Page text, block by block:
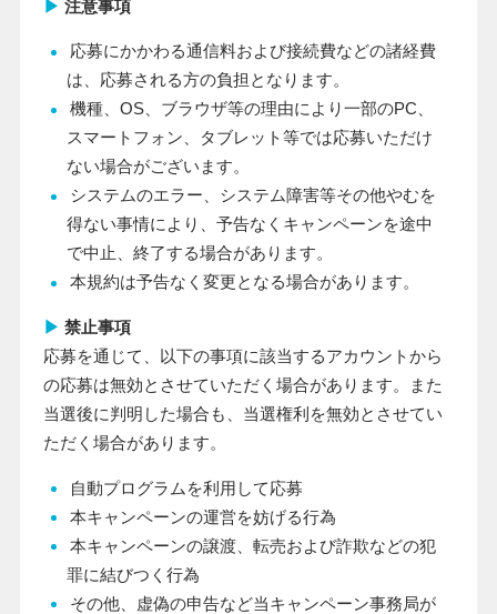
▶ 注意事項
応募にかかわる通信料および接続費などの諸経費
は、応募される方の負担となります。
機種、OS、ブラウザ等の理由により一部のPC、
スマートフォン、タブレット等では応募いただけ
ない場合がございます。
システムのエラー、システム障害等その他やむを
得ない事情により、予告なくキャンペーンを途中
で中止、終了する場合があります。
本規約は予告なく変更となる場合があります。
▶ 禁止事項
応募を通じて、以下の事項に該当するアカウントから
の応募は無効とさせていただく場合があります。また
当選後に判明した場合も、当選権利を無効とさせてい
ただく場合があります。
自動プログラムを利用して応募
本キャンペーンの運営を妨げる行為
本キャンペーンの譲渡、転売および詐欺などの犯
罪に結びつく行為
その他、虚偽の申告など当キャンペーン事務局が